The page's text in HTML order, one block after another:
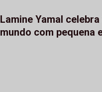
Lamine Yamal
mundo com pequena